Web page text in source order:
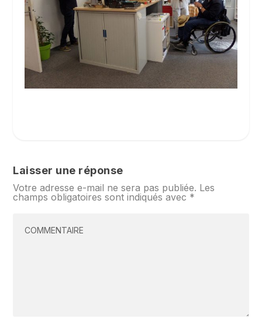
Laisser une réponse
Votre adresse e-mail ne sera pas publiée. Les
champs obligatoires sont indiqués avec *